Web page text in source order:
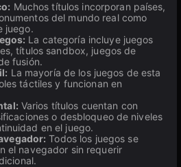
Muchos títulos incorporan países,
del mundo real como
juego.
La categoría incluye juegos
títulos sandbox, juegos de
fusión.
La mayoría de los juegos de esta
táctiles y funcionan en
Varios títulos cuentan con
o desbloqueo de niveles
en el juego.
Todos los juegos se
el navegador sin requerir